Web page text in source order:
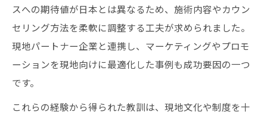
スへの期待値が日本とは異なるため、施術内容やカウン
セリング方法を柔軟に調整する工夫が求められました。
現地パートナー企業と連携し、マーケティングやプロモ
ーションを現地向けに最適化した事例も成功要因の一つ
です。
これらの経験から得られた教訓は、現地文化や制度を十